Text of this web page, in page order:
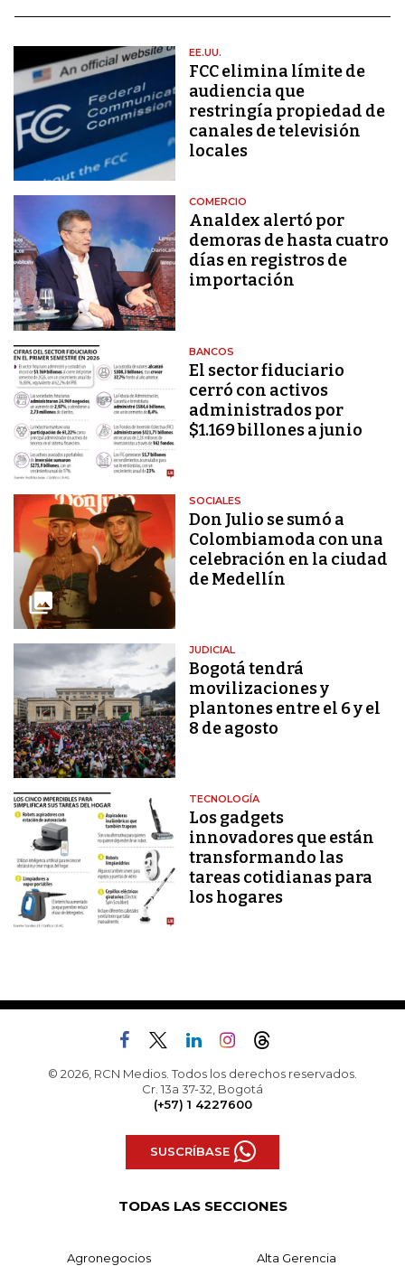
EE.UU.
FCC elimina límite de
audiencia que
restringía propiedad de
canales de televisión
locales
COMERCIO
Analdex alertó por
demoras de hasta cuatro
días en registros de
importación
BANCOS
El sector fiduciario
cerró con activos
administrados por
$1.169 billones a junio
SOCIALES
Don Julio se sumó a
Colombiamoda con una
celebración en la ciudad
de Medellín
JUDICIAL
Bogotá tendrá
movilizaciones y
plantones entre el 6 y el
8 de agosto
TECNOLOGÍA
Los gadgets
innovadores que están
transformando las
tareas cotidianas para
los hogares
© 2026, RCN Medios. Todos los derechos reservados.
Cr. 13a 37-32, Bogotá
(+57) 1 4227600
SUSCRÍBASE
TODAS LAS SECCIONES
Agronegocios Alta Gerencia